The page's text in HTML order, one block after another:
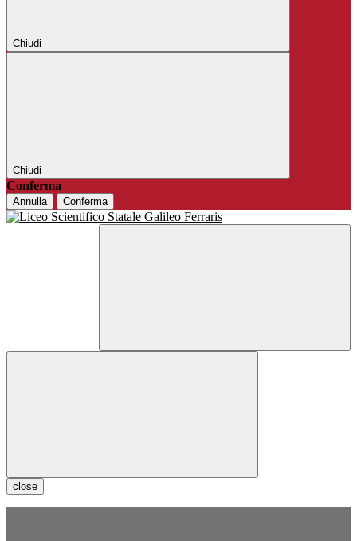
Chiudi
Chiudi
Conferma
Annulla Conferma
close